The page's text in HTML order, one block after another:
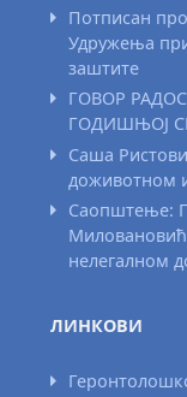
Потписан
Удружења
заштите
ГОВОР
ГОДИШЊОЈ
Саша
доживотном
Саопштење:
Миловановић
нелегалном
ЛИНКОВИ